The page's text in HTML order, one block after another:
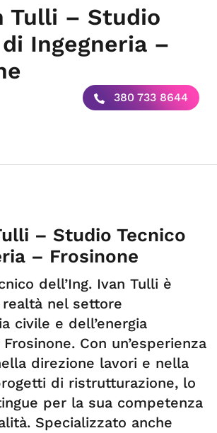
Tulli – Studio
Ingegneria –
380 733 8644
– Studio Tecnico
– Frosinone
dell’Ing. Ivan Tulli è
realtà nel settore
civile e dell’energia
Con un’esperienza
direzione lavori e nella
di ristrutturazione, lo
per la sua competenza
Specializzato anche